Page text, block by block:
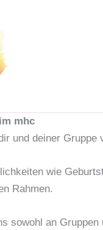
mhc
und deiner
wie
Rahmen.
sowohl an